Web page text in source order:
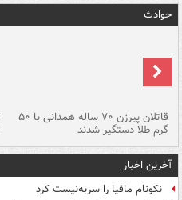
حوادث
قاتلان پیرزن ۷۰ ساله همدانی با ۵۰
گرم طلا دستگیر شدند
آخرین اخبار
نکونام مافیا را سربه‌نیست کرد